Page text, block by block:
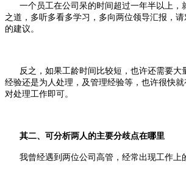
一个员工在公司呆的时间超过一年半以上，
之道，多听多看多学习，多向两位领导汇报，
的建议。
反之，如果工龄时间比较短，也许还需要大
经验还是为人处理，及管理经验等，也许很快
对处理工作即可。
其二、可分析两人的主要分歧点在哪里
我曾经遇到两位公司高管，经常出现工作上